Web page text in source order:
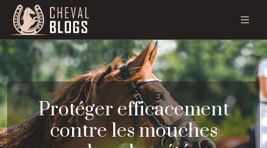
Protéger efficacement
contre les mouches